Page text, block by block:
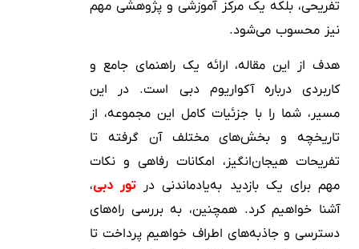
تفریحی، بلکه یک مرکز آموزشی و پژوهشی مهم
نیز محسوب می‌شود.
هدف از این مقاله، ارائه یک راهنمای جامع و
کاربردی درباره آکواریوم دبی است. در این
مسیر، شما را با جزئیات کامل این مجموعه، از
تاریخچه و بخش‌های مختلف آن گرفته تا
تفریحات هیجان‌انگیز، امکانات رفاهی و نکات
مهم برای یک بازدید به‌یادماندنی در تور دبی،
آشنا خواهیم کرد. همچنین، به بررسی راه‌های
دسترسی و جاذبه‌های اطراف خواهیم پرداخت تا